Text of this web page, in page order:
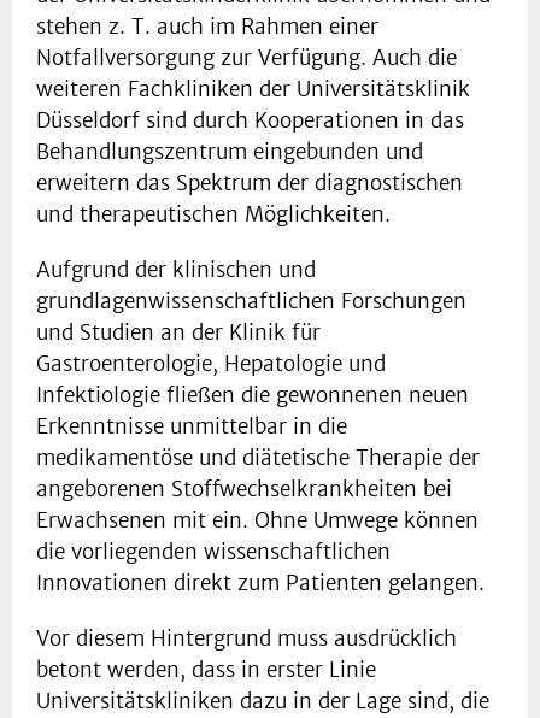
stehen z. T. auch im Rahmen einer
Notfallversorgung zur Verfügung. Auch die
weiteren Fachkliniken der Universitätsklinik
Düsseldorf sind durch Kooperationen in das
Behandlungszentrum eingebunden und
erweitern das Spektrum der diagnostischen
und therapeutischen Möglichkeiten.
Aufgrund der klinischen und
grundlagenwissenschaftlichen Forschungen
und Studien an der Klinik für
Gastroenterologie, Hepatologie und
Infektiologie fließen die gewonnenen neuen
Erkenntnisse unmittelbar in die
medikamentöse und diätetische Therapie der
angeborenen Stoffwechselkrankheiten bei
Erwachsenen mit ein. Ohne Umwege können
die vorliegenden wissenschaftlichen
Innovationen direkt zum Patienten gelangen.
Vor diesem Hintergrund muss ausdrücklich
betont werden, dass in erster Linie
Universitätskliniken dazu in der Lage sind, die